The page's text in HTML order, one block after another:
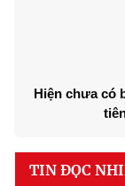
Hiện chưa có
TIN ĐỌC